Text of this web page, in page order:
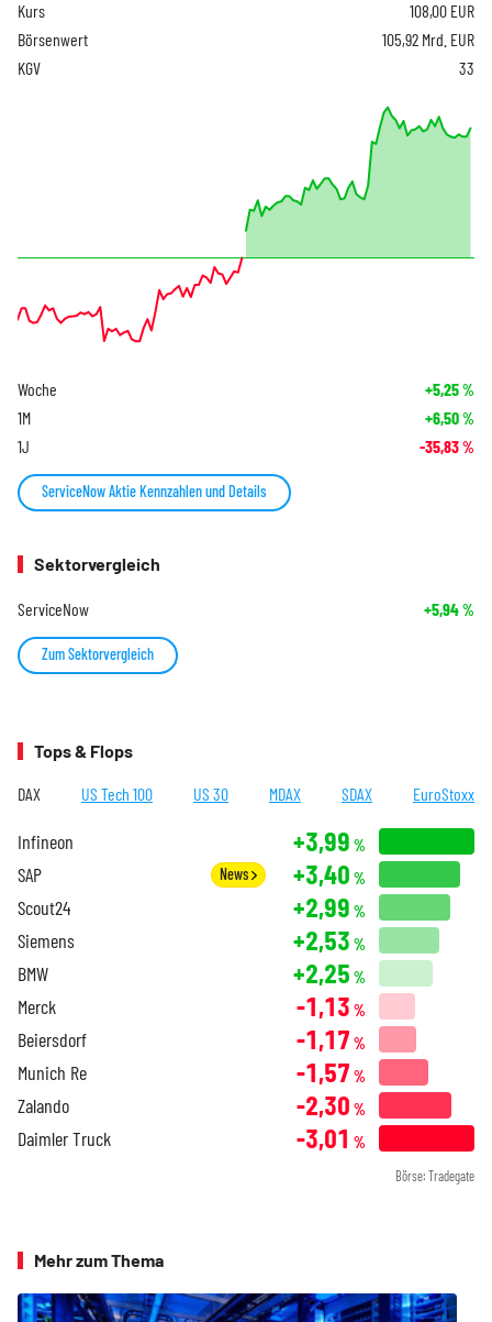
Kurs 108,00 EUR
Börsenwert
105,92 Mrd. EUR
KGV
33
Woche +5,25%
1M +6,50%
1J -35,83%
ServiceNow Aktie Kennzahlen und Details
Sektorvergleich
ServiceNow +5,94%
Zum Sektorvergleich
Tops & Flops
DAX US Tech 100 US 30 MDAX SDAX EuroStoxx
Infineon +3,99 %
SAP News +3,40 %
Scout24 +2,99 %
Siemens +2,53 %
BMW +2,25 %
Merck -1,13 %
Beiersdorf -1,17 %
Munich Re -1,57 %
Zalando -2,30 %
Daimler Truck -3,01 %
Börse: Tradegate
Mehr zum Thema